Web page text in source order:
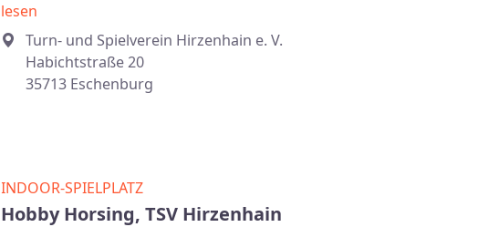
lesen
Turn- und Spielverein Hirzenhain e. V.
Habichtstraße 20
35713 Eschenburg
INDOOR-SPIELPLATZ
Hobby Horsing, TSV Hirzenhain